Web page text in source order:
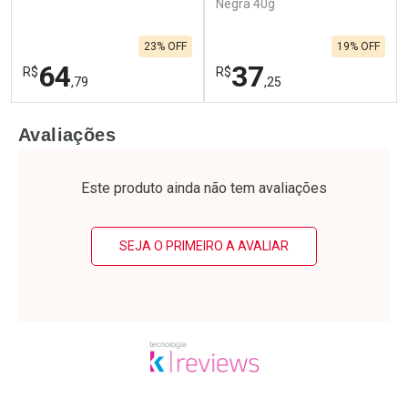
R$64,79
23% OFF
Laboratório
Por Menos
Negra 40g
R$37,25
19% OFF
Laboratório
Por Menos
Avaliações
Este produto ainda não tem avaliações
SEJA O PRIMEIRO A AVALIAR